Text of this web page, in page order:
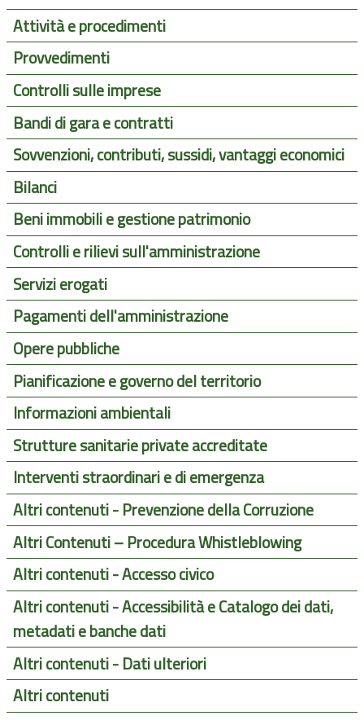
Attività e procedimenti
Provvedimenti
Controlli sulle imprese
Bandi di gara e contratti
Sovvenzioni, contributi, sussidi, vantaggi economici
Bilanci
Beni immobili e gestione patrimonio
Controlli e rilievi sull'amministrazione
Servizi erogati
Pagamenti dell'amministrazione
Opere pubbliche
Pianificazione e governo del territorio
Informazioni ambientali
Strutture sanitarie private accreditate
Interventi straordinari e di emergenza
Altri contenuti - Prevenzione della Corruzione
Altri Contenuti – Procedura Whistleblowing
Altri contenuti - Accesso civico
Altri contenuti - Accessibilità e Catalogo dei dati,
metadati e banche dati
Altri contenuti - Dati ulteriori
Altri contenuti